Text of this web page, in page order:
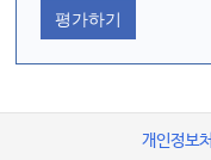
평가하기
개인정보